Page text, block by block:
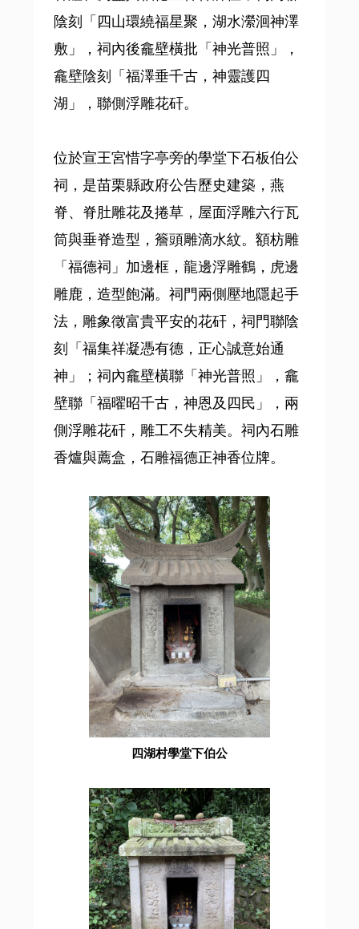
陰刻「四山環繞福星聚，湖水瀠洄神澤
敷」，祠內後龕壁橫批「神光普照」，
龕壁陰刻「福澤垂千古，神靈護四
湖」，聯側浮雕花矸。
位於宣王宮惜字亭旁的學堂下石板伯公
祠，是苗栗縣政府公告歷史建築，燕
脊、脊肚雕花及捲草，屋面浮雕六行瓦
筒與垂脊造型，簷頭雕滴水紋。額枋雕
「福德祠」加邊框，龍邊浮雕鶴，虎邊
雕鹿，造型飽滿。祠門兩側壓地隱起手
法，雕象徵富貴平安的花矸，祠門聯陰
刻「福集祥凝憑有德，正心誠意始通
神」；祠內龕壁橫聯「神光普照」，龕
壁聯「福曜昭千古，神恩及四民」，兩
側浮雕花矸，雕工不失精美。祠內石雕
香爐與薦盒，石雕福德正神香位牌。
四湖村學堂下伯公